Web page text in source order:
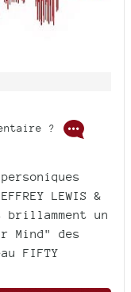
?
LEWIS &
brillamment un
Mind" des
FIFTY